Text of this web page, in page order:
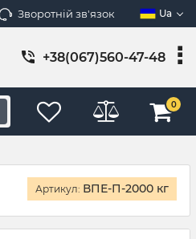
Зворотній зв'язок Ua
+38(067)560-47-48
0
Артикул: ВПЕ-П-2000 кг